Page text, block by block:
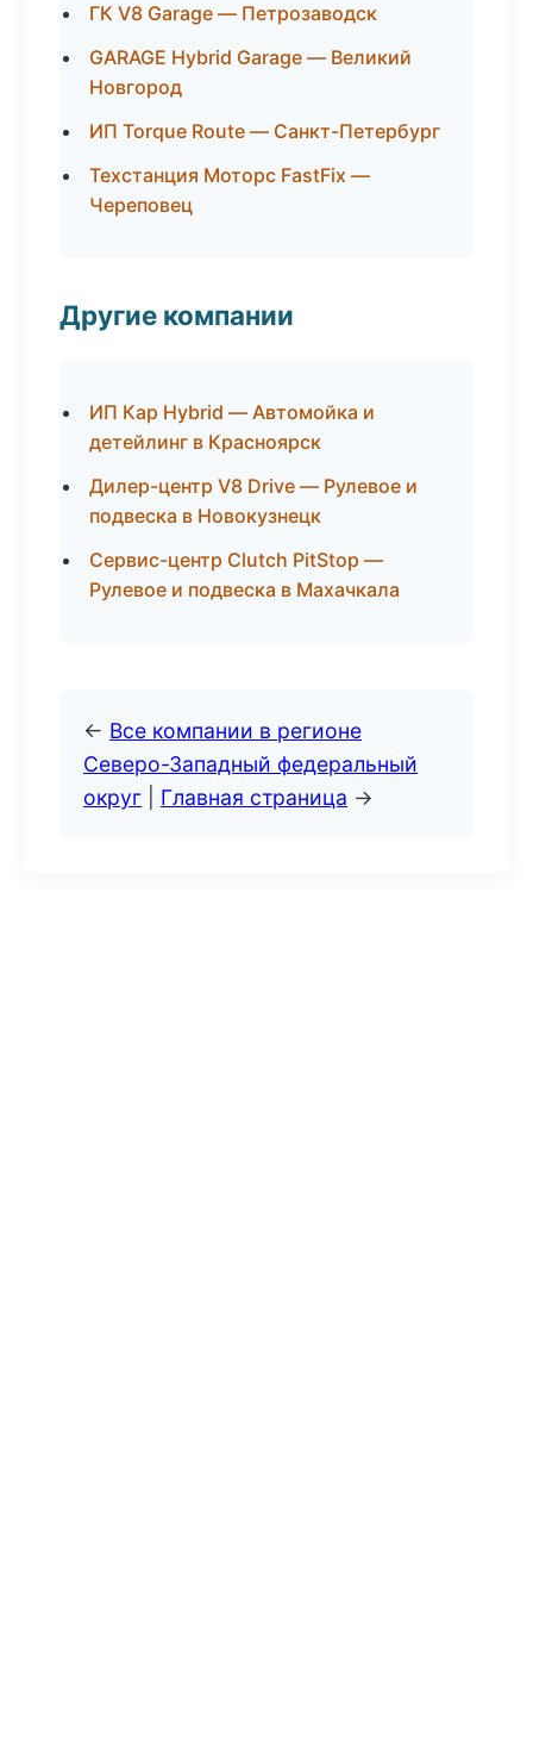
ГК V8 Garage — Петрозаводск
GARAGE Hybrid Garage — Великий
Новгород
ИП Torque Route — Санкт-Петербург
Техстанция Моторс FastFix —
Череповец
Другие компании
ИП Кар Hybrid — Автомойка и
детейлинг в Красноярск
Дилер-центр V8 Drive — Рулевое и
подвеска в Новокузнецк
Сервис-центр Clutch PitStop —
Рулевое и подвеска в Махачкала
← Все компании в регионе
Северо-Западный федеральный
округ
Главная страница →